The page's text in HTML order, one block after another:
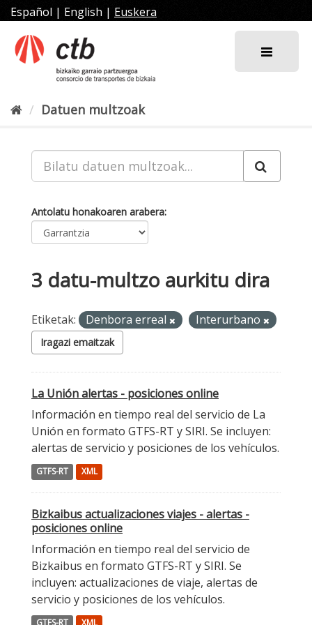
Joan
edukira
Español | English | Euskera
Datuen multzoak
Antolatu honakoaren arabera
3 datu-multzo aurkitu dira
Etiketak: Denbora erreal Interurbano
Iragazi emaitzak
La Unión alertas - posiciones online
Información en tiempo real del servicio de La
Unión en formato GTFS-RT y SIRI. Se incluyen:
alertas de servicio y posiciones de los vehículos.
GTFS-RT XML
Bizkaibus actualizaciones viajes - alertas -
posiciones online
Información en tiempo real del servicio de
Bizkaibus en formato GTFS-RT y SIRI. Se
incluyen: actualizaciones de viaje, alertas de
servicio y posiciones de los vehículos.
GTFS-RT XML